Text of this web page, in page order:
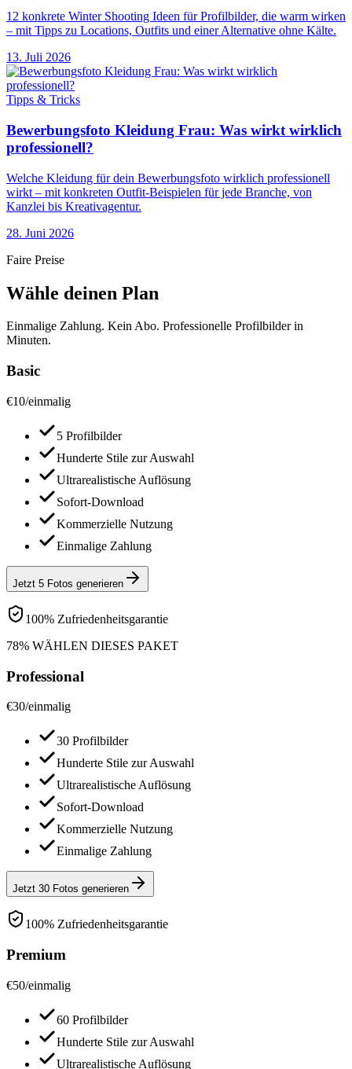
12 konkrete Winter Shooting Ideen für Profilbilder, die warm wirken
– mit Tipps zu Locations, Outfits und einer Alternative ohne Kälte.
13. Juli 2026
Tipps & Tricks
Bewerbungsfoto Kleidung Frau: Was wirkt wirklich
professionell?
Welche Kleidung für dein Bewerbungsfoto wirklich professionell
wirkt – mit konkreten Outfit-Beispielen für jede Branche, von
Kanzlei bis Kreativagentur.
28. Juni 2026
Faire Preise
Wähle deinen Plan
Einmalige Zahlung. Kein Abo. Professionelle Profilbilder in
Minuten.
Basic
€10/einmalig
5 Profilbilder
Hunderte Stile zur Auswahl
Ultrarealistische Auflösung
Sofort-Download
Kommerzielle Nutzung
Einmalige Zahlung
Jetzt 5 Fotos generieren
100% Zufriedenheitsgarantie
78% WÄHLEN DIESES PAKET
Professional
€30/einmalig
30 Profilbilder
Hunderte Stile zur Auswahl
Ultrarealistische Auflösung
Sofort-Download
Kommerzielle Nutzung
Einmalige Zahlung
Jetzt 30 Fotos generieren
100% Zufriedenheitsgarantie
Premium
€50/einmalig
60 Profilbilder
Hunderte Stile zur Auswahl
Ultrarealistische Auflösung